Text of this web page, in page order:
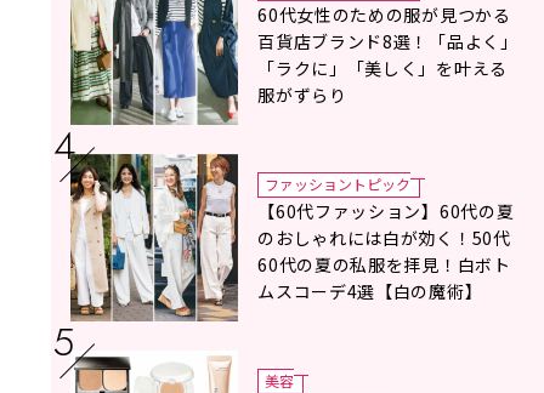
60代女性のための服が見つかる
百貨店ブランド8選！「品よく」
「ラクに」「美しく」を叶える
服がずらり
ファッショントピック
【60代ファッション】60代の夏
のおしゃれには白が効く！50代
60代の夏の私服を拝見！白ボト
ムスコーデ4選【白の魔術】
美容